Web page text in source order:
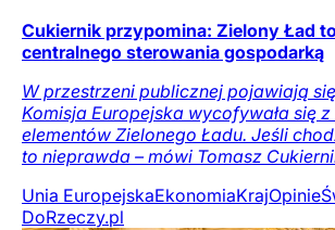
Cukiernik przypomina: Zielony Ład
centralnego sterowania gospodarką
W przestrzeni publicznej pojawiają
Komisja Europejska wycofywała się
elementów Zielonego Ładu. Jeśli
to nieprawda – mówi Tomasz
Unia EuropejskaEkonomiaKrajOpinie
DoRzeczy.pl